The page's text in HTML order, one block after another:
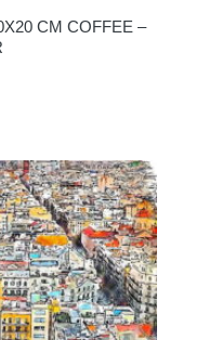
CM COFFEE –